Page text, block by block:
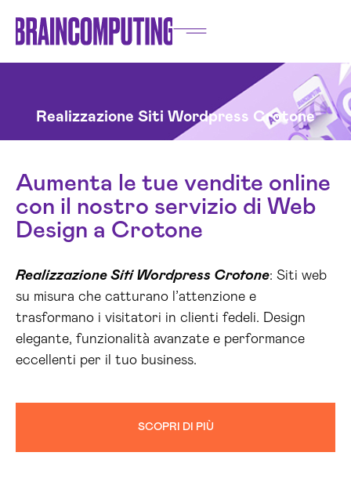
Realizzazione Siti Wordpress Crotone
Aumenta le tue vendite online
con il nostro servizio di Web
Design a Crotone
Realizzazione Siti Wordpress Crotone: Siti web
su misura che catturano l’attenzione e
trasformano i visitatori in clienti fedeli. Design
elegante, funzionalità avanzate e performance
eccellenti per il tuo business.
SCOPRI DI PIÙ